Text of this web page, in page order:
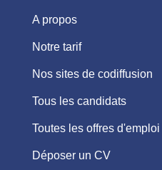
A propos
Notre tarif
Nos sites de codiffusion
Tous les candidats
Toutes les offres d'emploi
Déposer un CV